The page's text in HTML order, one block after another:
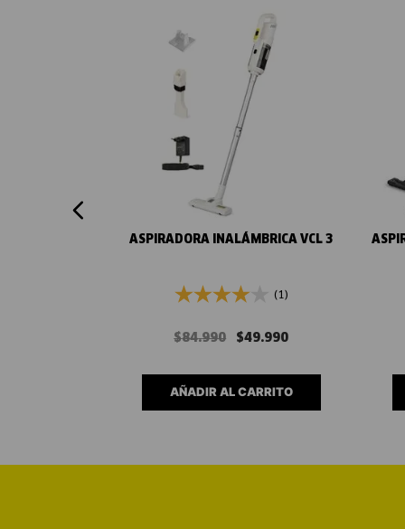
Vista rápida
ASPIRADORA INALÁMBRICA VCL 3
(1)
$84.990 $49.990
AÑADIR AL CARRITO